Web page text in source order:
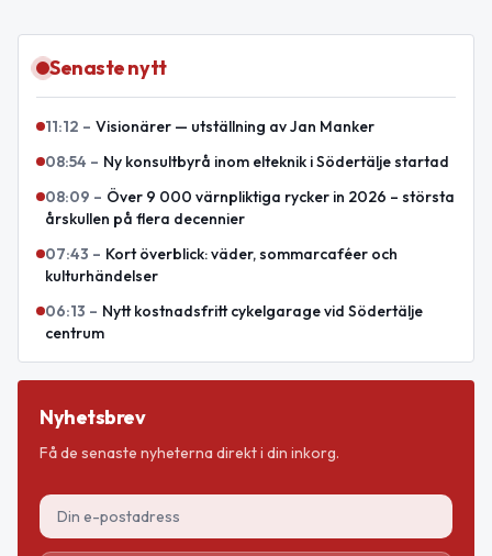
Senaste nytt
11:12 – Visionärer — utställning av Jan Manker
08:54 – Ny konsultbyrå inom elteknik i Södertälje startad
08:09 – Över 9 000 värnpliktiga rycker in 2026 – största
årskullen på flera decennier
07:43 – Kort överblick: väder, sommarcaféer och
kulturhändelser
06:13 – Nytt kostnadsfritt cykelgarage vid Södertälje
centrum
Nyhetsbrev
Få de senaste nyheterna direkt i din inkorg.